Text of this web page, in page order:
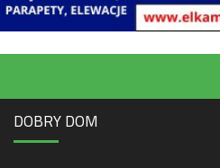
DOBRY DOM